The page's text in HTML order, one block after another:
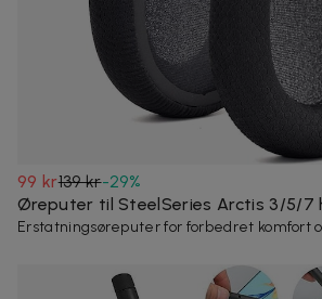
99 kr139 kr-29%
Øreputer til SteelSeries Arctis 3/5/7
Erstatningsøreputer for forbedret komfort